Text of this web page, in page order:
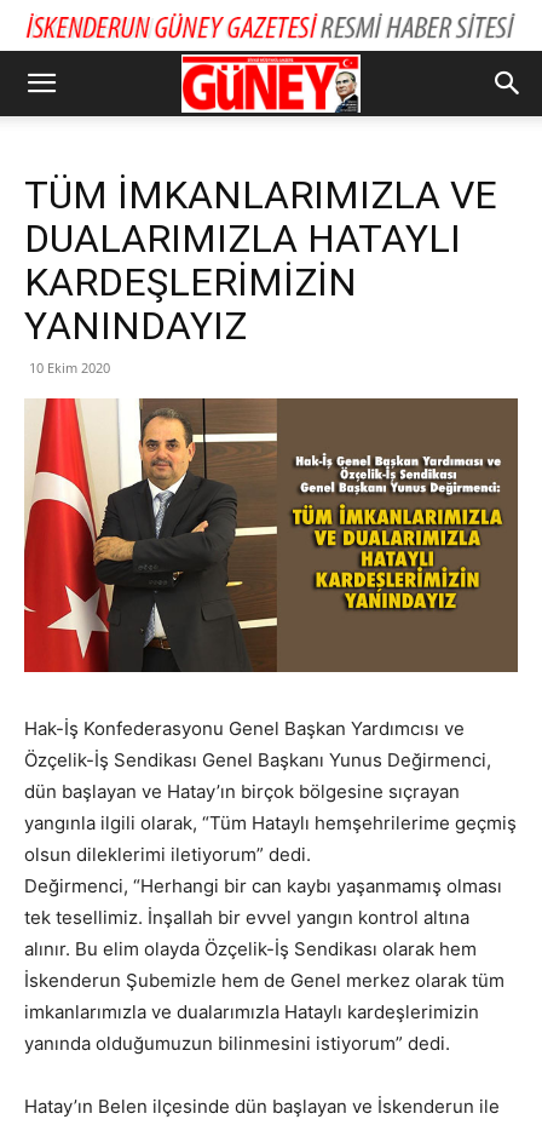
TÜM İMKANLARIMIZLA VE
DUALARIMIZLA HATAYLI
KARDEŞLERİMİZİN
YANINDAYIZ
10 Ekim 2020
Hak-İş Konfederasyonu Genel Başkan Yardımcısı ve
Özçelik-İş Sendikası Genel Başkanı Yunus Değirmenci,
dün başlayan ve Hatay’ın birçok bölgesine sıçrayan
yangınla ilgili olarak, “Tüm Hataylı hemşehrilerime geçmiş
olsun dileklerimi iletiyorum” dedi.
Değirmenci, “Herhangi bir can kaybı yaşanmamış olması
tek tesellimiz. İnşallah bir evvel yangın kontrol altına
alınır. Bu elim olayda Özçelik-İş Sendikası olarak hem
İskenderun Şubemizle hem de Genel merkez olarak tüm
imkanlarımızla ve dualarımızla Hataylı kardeşlerimizin
yanında olduğumuzun bilinmesini istiyorum” dedi.
Hatay’ın Belen ilçesinde dün başlayan ve İskenderun ile